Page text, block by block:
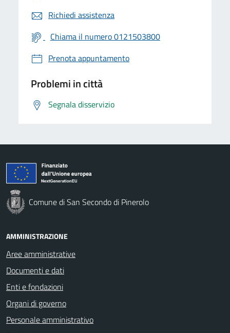
Richiedi assistenza
Chiama il numero 0121503800
Prenota appuntamento
Problemi in città
Segnala disservizio
Comune di San Secondo di Pinerolo
AMMINISTRAZIONE
Aree amministrative
Documenti e dati
Enti e fondazioni
Organi di governo
Personale amministrativo